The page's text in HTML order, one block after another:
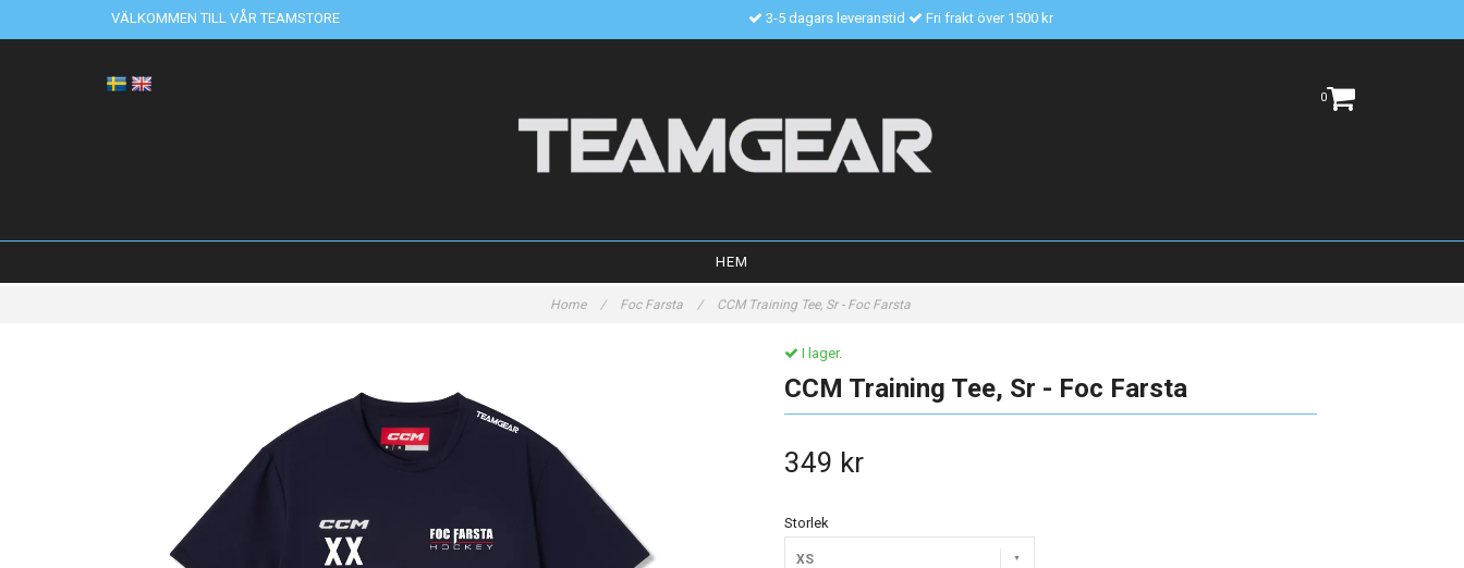
VÄLKOMMEN TILL VÅR TEAMSTORE 3-5 dagars leveranstid Fri frakt över 1500 kr
0
HEM
Home / Foc Farsta / CCM Training Tee, Sr - Foc Farsta
I lager.
CCM Training Tee, Sr - Foc Farsta
349 kr
Storlek
XS